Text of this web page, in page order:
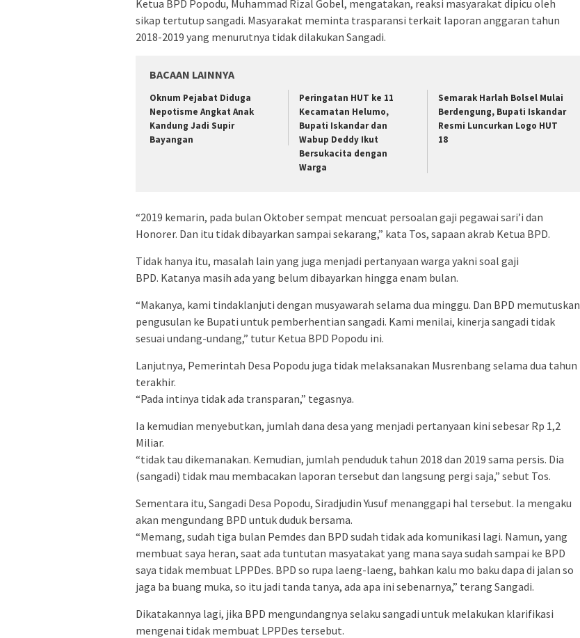
Ketua BPD Popodu, Muhammad Rizal Gobel, mengatakan, reaksi masyarakat dipicu oleh
sikap tertutup sangadi. Masyarakat meminta trasparansi terkait laporan anggaran tahun
2018-2019 yang menurutnya tidak dilakukan Sangadi.
BACAAN LAINNYA
Oknum Pejabat Diduga
Nepotisme Angkat Anak
Kandung Jadi Supir
Bayangan
Peringatan HUT ke 11
Kecamatan Helumo,
Bupati Iskandar dan
Wabup Deddy Ikut
Bersukacita dengan
Warga
Semarak Harlah Bolsel Mulai
Berdengung, Bupati Iskandar
Resmi Luncurkan Logo HUT
18
“2019 kemarin, pada bulan Oktober sempat mencuat persoalan gaji pegawai sari’i dan
Honorer. Dan itu tidak dibayarkan sampai sekarang,” kata Tos, sapaan akrab Ketua BPD.
Tidak hanya itu, masalah lain yang juga menjadi pertanyaan warga yakni soal gaji
BPD. Katanya masih ada yang belum dibayarkan hingga enam bulan.
“Makanya, kami tindaklanjuti dengan musyawarah selama dua minggu. Dan BPD memutuskan
pengusulan ke Bupati untuk pemberhentian sangadi. Kami menilai, kinerja sangadi tidak
sesuai undang-undang,” tutur Ketua BPD Popodu ini.
Lanjutnya, Pemerintah Desa Popodu juga tidak melaksanakan Musrenbang selama dua tahun
terakhir.
“Pada intinya tidak ada transparan,” tegasnya.
Ia kemudian menyebutkan, jumlah dana desa yang menjadi pertanyaan kini sebesar Rp 1,2
Miliar.
“tidak tau dikemanakan. Kemudian, jumlah penduduk tahun 2018 dan 2019 sama persis. Dia
(sangadi) tidak mau membacakan laporan tersebut dan langsung pergi saja,” sebut Tos.
Sementara itu, Sangadi Desa Popodu, Siradjudin Yusuf menanggapi hal tersebut. Ia mengaku
akan mengundang BPD untuk duduk bersama.
“Memang, sudah tiga bulan Pemdes dan BPD sudah tidak ada komunikasi lagi. Namun, yang
membuat saya heran, saat ada tuntutan masyatakat yang mana saya sudah sampai ke BPD
saya tidak membuat LPPDes. BPD so rupa laeng-laeng, bahkan kalu mo baku dapa di jalan so
jaga ba buang muka, so itu jadi tanda tanya, ada apa ini sebenarnya,” terang Sangadi.
Dikatakannya lagi, jika BPD mengundangnya selaku sangadi untuk melakukan klarifikasi
mengenai tidak membuat LPPDes tersebut.